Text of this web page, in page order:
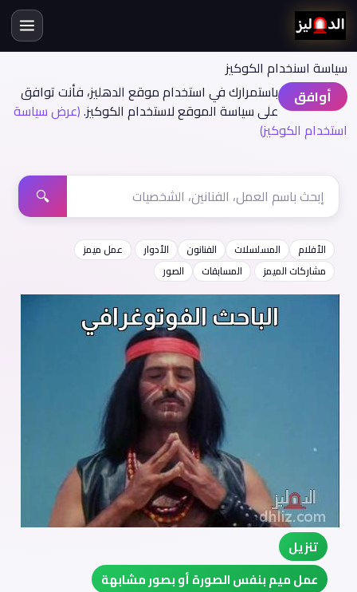
سياسة اسنخدام الكوكيز
أوافق
باستمرارك في استخدام موقع الدهليز، فأنت توافق
على سياسة الموقع لاستخدام الكوكيز.(عرض سياسة
استخدام الكوكيز)
🔍
الأفلام المسلسلات الفنانون الأدوار
عمل ميمز
مشاركات الميمز
المسابقات الصور
تنزيل
عمل ميم بنفس الصورة أو بصور مشابهة